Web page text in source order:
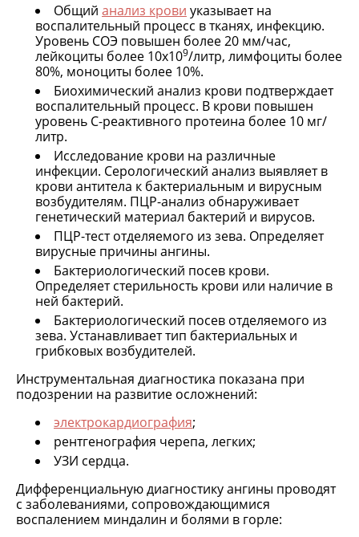
Общий анализ крови указывает на
воспалительный процесс в тканях, инфекцию.
Уровень СОЭ повышен более 20 мм/час,
лейкоциты более 10х109/литр, лимфоциты более
80%, моноциты более 10%.
Биохимический анализ крови подтверждает
воспалительный процесс. В крови повышен
уровень С-реактивного протеина более 10 мг/
литр.
Исследование крови на различные
инфекции. Серологический анализ выявляет в
крови антитела к бактериальным и вирусным
возбудителям. ПЦР-анализ обнаруживает
генетический материал бактерий и вирусов.
ПЦР-тест отделяемого из зева. Определяет
вирусные причины ангины.
Бактериологический посев крови.
Определяет стерильность крови или наличие в
ней бактерий.
Бактериологический посев отделяемого из
зева. Устанавливает тип бактериальных и
грибковых возбудителей.
Инструментальная диагностика показана при
подозрении на развитие осложнений:
электрокардиография;
рентгенография черепа, легких;
УЗИ сердца.
Дифференциальную диагностику ангины проводят
с заболеваниями, сопровождающимися
воспалением миндалин и болями в горле: